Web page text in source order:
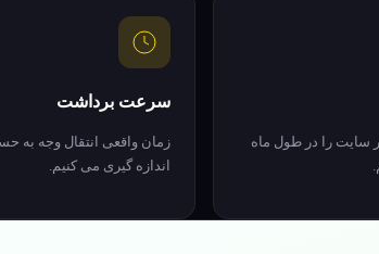
سایت را در طول ماه
سرعت برداشت
زمان واقعی انتقال وجه به
اندازه گیری می کنیم.